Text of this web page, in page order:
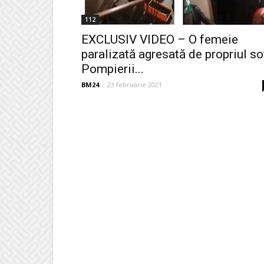
112
EXCLUSIV VIDEO – O femeie
paralizată agresată de propriul
Pompierii...
BM24 - 23 februarie 2021